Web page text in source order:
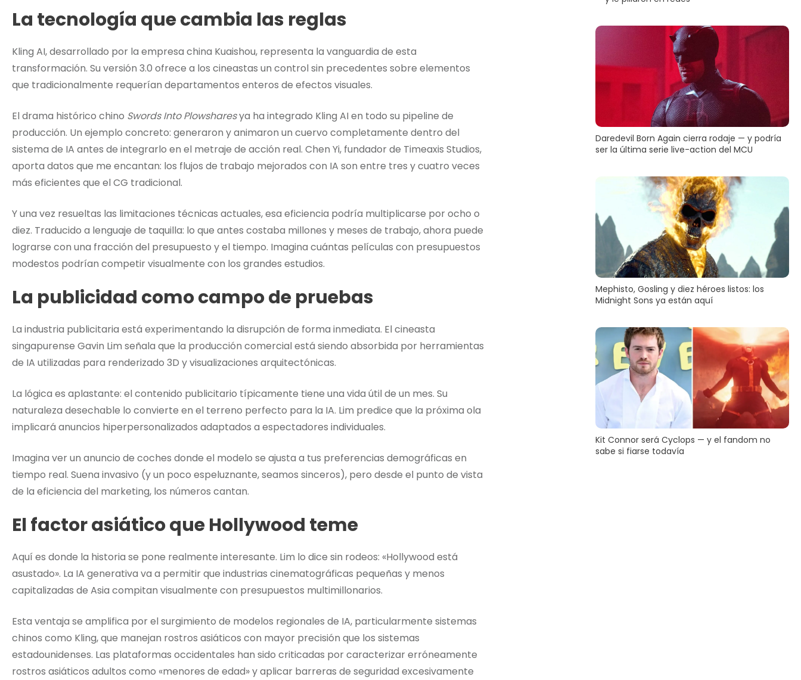
La tecnología que cambia las reglas
Kling AI, desarrollado por la empresa china Kuaishou, representa la vanguardia de esta
transformación. Su versión 3.0 ofrece a los cineastas un control sin precedentes sobre elementos
que tradicionalmente requerían departamentos enteros de efectos visuales.
El drama histórico chino Swords Into Plowsharesya ha integrado Kling AI en todo su pipeline de
producción. Un ejemplo concreto: generaron y animaron un cuervo completamente dentro del
sistema de IA antes de integrarlo en el metraje de acción real. Chen Yi, fundador de Timeaxis Studios,
aporta datos que me encantan: los flujos de trabajo mejorados con IA son entre tres y cuatro veces
más eficientes que el CG tradicional.
Y una vez resueltas las limitaciones técnicas actuales, esa eficiencia podría multiplicarse por ocho o
diez. Traducido a lenguaje de taquilla: lo que antes costaba millones y meses de trabajo, ahora puede
lograrse con una fracción del presupuesto y el tiempo. Imagina cuántas películas con presupuestos
modestos podrían competir visualmente con los grandes estudios.
La publicidad como campo de pruebas
La industria publicitaria está experimentando la disrupción de forma inmediata. El cineasta
singapurense Gavin Lim señala que la producción comercial está siendo absorbida por herramientas
de IA utilizadas para renderizado 3D y visualizaciones arquitectónicas.
La lógica es aplastante: el contenido publicitario típicamente tiene una vida útil de un mes. Su
naturaleza desechable lo convierte en el terreno perfecto para la IA. Lim predice que la próxima ola
implicará anuncios hiperpersonalizados adaptados a espectadores individuales.
Imagina ver un anuncio de coches donde el modelo se ajusta a tus preferencias demográficas en
tiempo real. Suena invasivo (y un poco espeluznante, seamos sinceros), pero desde el punto de vista
de la eficiencia del marketing, los números cantan.
El factor asiático que Hollywood teme
Aquí es donde la historia se pone realmente interesante. Lim lo dice sin rodeos: «Hollywood está
asustado». La IA generativa va a permitir que industrias cinematográficas pequeñas y menos
capitalizadas de Asia compitan visualmente con presupuestos multimillonarios.
Esta ventaja se amplifica por el surgimiento de modelos regionales de IA, particularmente sistemas
chinos como Kling, que manejan rostros asiáticos con mayor precisión que los sistemas
estadounidenses. Las plataformas occidentales han sido criticadas por caracterizar erróneamente
rostros asiáticos adultos como «menores de edad» y aplicar barreras de seguridad excesivamente
Daredevil Born Again cierra rodaje — y podría
ser la última serie live-action del MCU
Mephisto, Gosling y diez héroes listos: los
Midnight Sons ya están aquí
Kit Connor será Cyclops — y el fandom no
sabe si fiarse todavía